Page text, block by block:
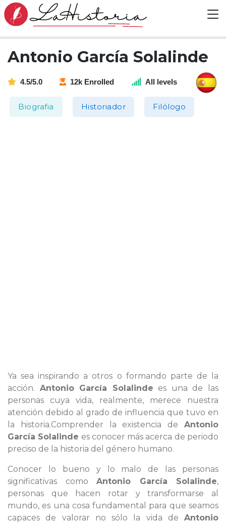
Antonio García Solalinde
4.5/5.0 12k Enrolled All levels
Biografia Historiador Filólogo
Ya sea inspirando a otros o formando parte de la
acción. Antonio García Solalinde es una de las
personas cuya vida, realmente, merece nuestra
atención debido al grado de influencia que tuvo en
la historia.Comprender la existencia de Antonio
García Solalinde es conocer más acerca de periodo
preciso de la historia del género humano.
Conocer lo bueno y lo malo de las personas
significativas como Antonio García Solalinde,
personas que hacen rotar y transformarse al
mundo, es una cosa fundamental para que seamos
capaces de valorar no sólo la vida de Antonio